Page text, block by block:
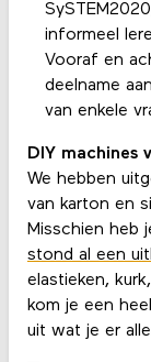
informeel
Vooraf en
deelname
van enkele
DIY machines
We hebben
van karton en
Misschien heb
stond al een
elastieken,
kom je een
uit wat je er